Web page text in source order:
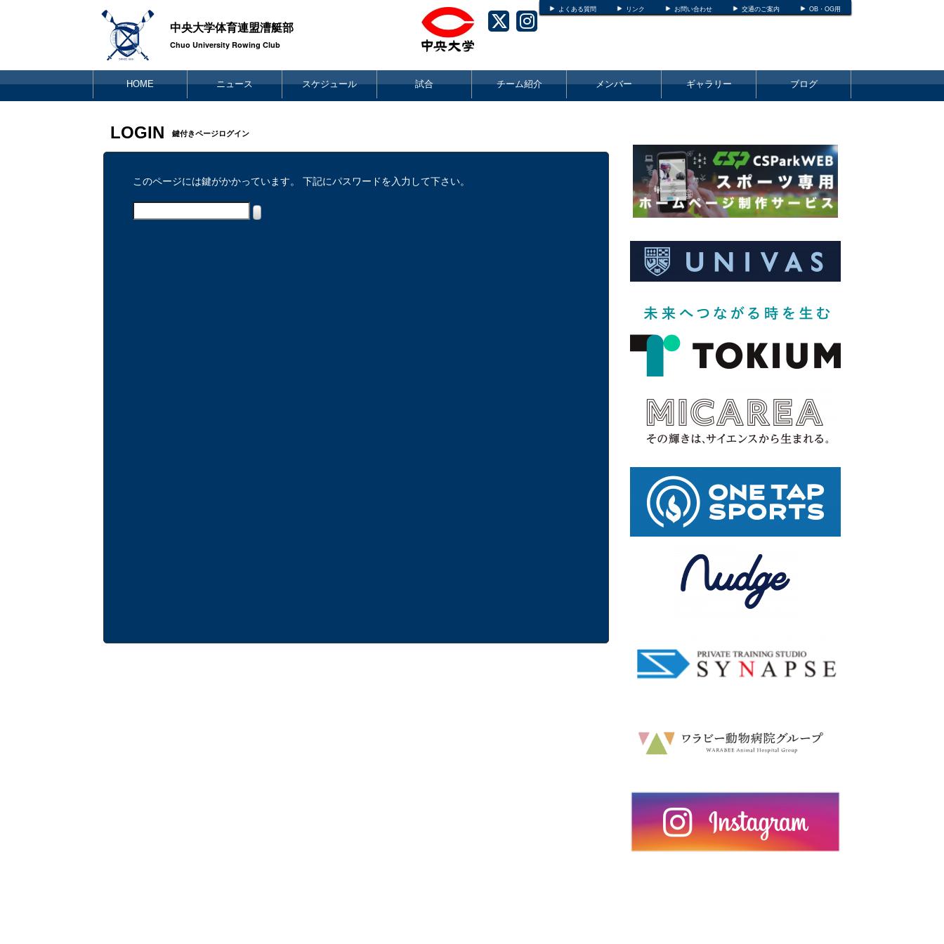
よくある質問 リンク お問い合わせ 交通のご案内 OB・OG用
中央大学体育連盟漕艇部
Chuo University Rowing Club
HOME ニュース スケジュール 試合 チーム紹介 メンバー ギャラリー ブログ
LOGIN 鍵付きページログイン
このページには鍵がかかっています。 下記にパスワードを入力して下さい。